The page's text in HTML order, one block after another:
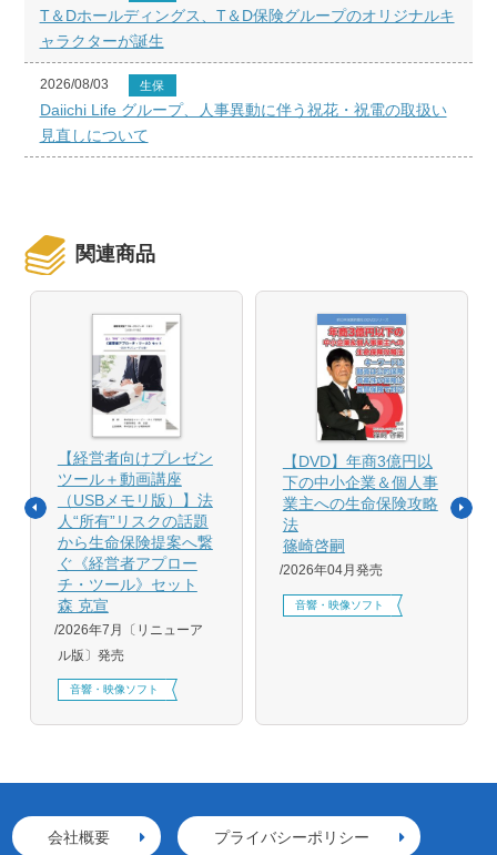
T＆Dホールディングス、T＆D保険グループのオリジナルキ
ャラクターが誕生
2026/08/03 生保
Daiichi Life グループ、人事異動に伴う祝花・祝電の取扱い
見直しについて
関連商品
【経営者向けプレゼン
ツール＋動画講座
（USBメモリ版）】法
人“所有”リスクの話題
から生命保険提案へ繋
ぐ《経営者アプロー
チ・ツール》セット
森 克宣
2026年7月〔リニューア
ル版〕発売
音響・映像ソフト
【DVD】年商3億円以
下の中小企業＆個人事
業主への生命保険攻略
法
篠崎啓嗣
2026年04月発売
音響・映像ソフト
会社概要 プライバシーポリシー